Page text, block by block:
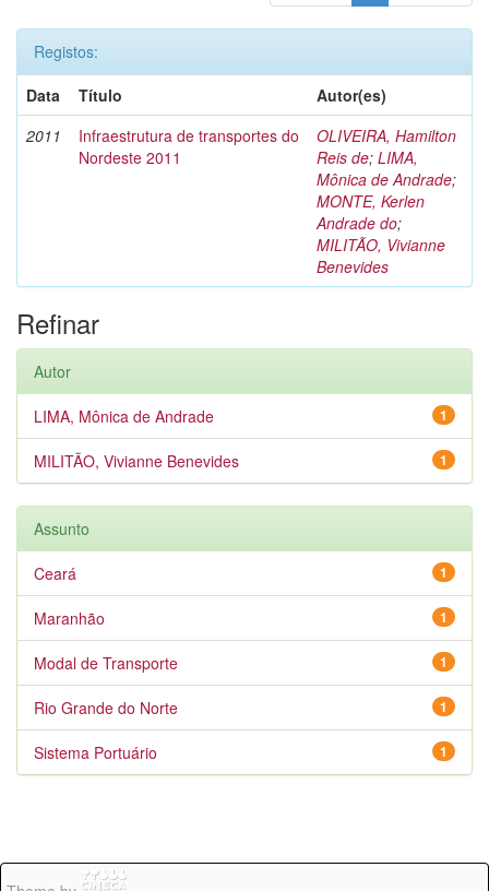
Registos:
Data
Título
Autor(es)
2011
Infraestrutura de transportes do
Nordeste 2011
OLIVEIRA, Hamilton
Reis de; LIMA,
Mônica de Andrade;
MONTE, Kerlen
Andrade do;
MILITÃO, Vivianne
Benevides
Refinar
Autor
1
LIMA, Mônica de Andrade
1
MILITÃO, Vivianne Benevides
Assunto
1
Ceará
1
Maranhão
1
Modal de Transporte
1
Rio Grande do Norte
1
Sistema Portuário